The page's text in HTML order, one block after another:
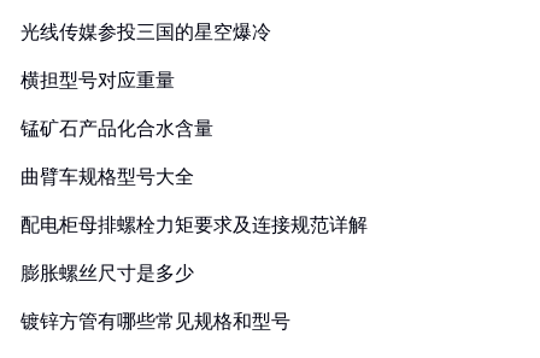
光线传媒参投三国的星空爆冷
横担型号对应重量
锰矿石产品化合水含量
曲臂车规格型号大全
配电柜母排螺栓力矩要求及连接规范详解
膨胀螺丝尺寸是多少
镀锌方管有哪些常见规格和型号